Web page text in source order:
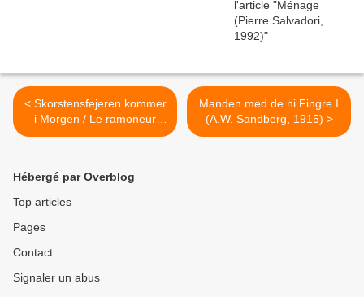
< Skorstensfejeren kommer
i Morgen / Le ramoneur
passera demain (A.W.
Manden med de ni Fingre I
(A.W. Sandberg, 1915) >
Hébergé par Overblog
Top articles
Pages
Contact
Signaler un abus